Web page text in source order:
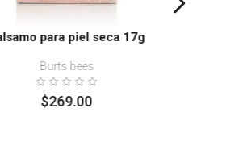
para piel seca 17g
Burts bees
$269.00